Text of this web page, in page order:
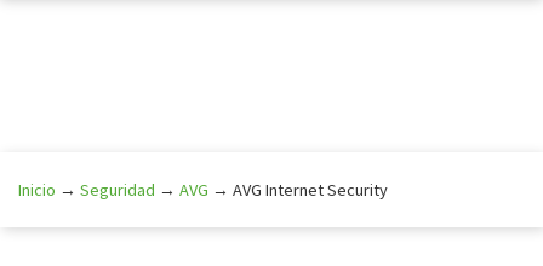
contenido
Inicio → Seguridad → AVG → AVG Internet Security